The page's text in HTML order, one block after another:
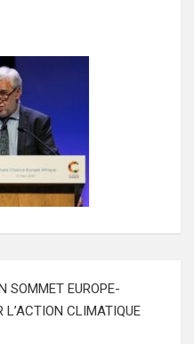
SOMMET EUROPE-
L’ACTION CLIMATIQUE